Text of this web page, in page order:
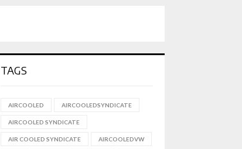
TAGS
AIRCOOLED AIRCOOLEDSYNDICATE
AIRCOOLED SYNDICATE
AIR COOLED SYNDICATE AIRCOOLEDVW